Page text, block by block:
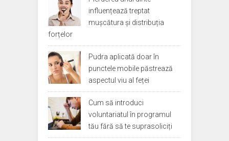
influențează treptat
mușcătura și distribuția
forțelor
Pudra aplicată doar în
punctele mobile păstrează
aspectul viu al feței
Cum să introduci
voluntariatul în programul
tău fără să te suprasoliciți